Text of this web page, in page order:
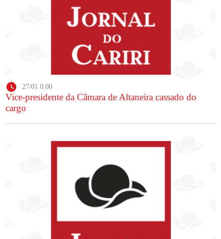
27/01 0:00
Vice-presidente da Câmara de Altaneira cassado do
cargo